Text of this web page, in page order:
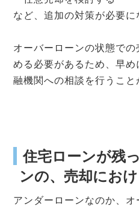
など、追加の対策が必要に
オーバーローンの状態で
める必要があるため、早
融機関への相談を行うこと
住宅ローンが残
ンの、売却にお
アンダーローンなのか、